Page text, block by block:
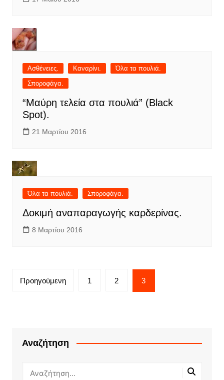
Ασθένειες. Καναρίνι.
Όλα τα πουλιά.
Σποροφάγα.
“Μαύρη τελεία στα πουλιά” (Black
Spot).
21 Μαρτίου 2016
Όλα τα πουλιά. Σποροφάγα.
Δοκιμή αναπαραγωγής καρδερίνας.
8 Μαρτίου 2016
Πλοήγηση
Προηγούμενη 1 2 3
Αναζήτηση